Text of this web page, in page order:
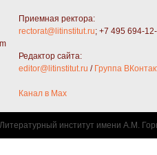
Приемная ректора:
rectorat@litinstitut.ru; +7 495 694-
Редактор сайта:
editor@litinstitut.ru / Группа
Канал в Max
институт имени А.М.